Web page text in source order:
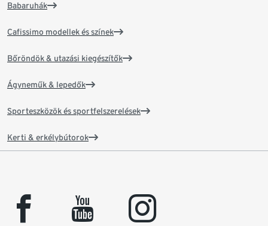
Babaruhák
Cafissimo modellek és színek
Bőröndök & utazási kiegészítők
Ágyneműk & lepedők
Sporteszközök és sportfelszerelések
Kerti & erkélybútorok
facebook youtube instagram